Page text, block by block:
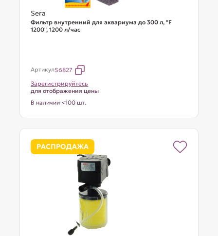
Sera
Фильтр внутренний для аквариума до 300 л, "F
1200", 1200 л/час
АртикулS6827
Зарегистрируйтесь
для отображения цены
В наличии <100 шт.
РАСПРОДАЖА